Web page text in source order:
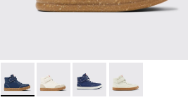
Runner - K900308-005 - Botines
Runner - K900308-007
Runner - K900308-002
Runner -